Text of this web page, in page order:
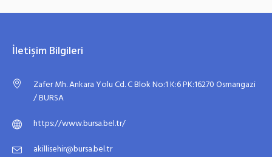
İletişim Bilgileri
Zafer Mh. Ankara Yolu Cd. C Blok No:1 K:6 PK:16270 Osmangazi
/ BURSA
https://www.bursa.bel.tr/
akillisehir@bursa.bel.tr